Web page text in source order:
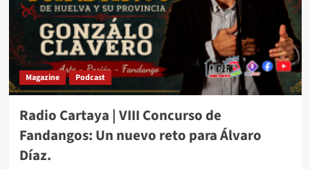
Magazine Podcast
Radio Cartaya | VIII Concurso de
Fandangos: Un nuevo reto para Álvaro
Díaz.